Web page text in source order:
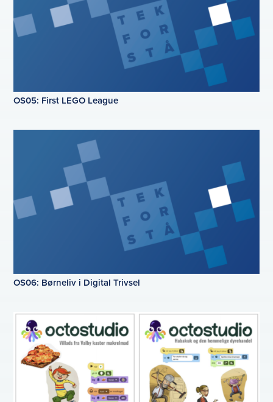
OS05: First LEGO League
OS06: Børneliv i Digital Trivsel